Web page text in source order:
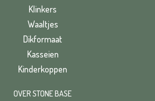
Klinkers
Waaltjes
Dikformaat
Kasseien
Kinderkoppen
OVER STONE BASE